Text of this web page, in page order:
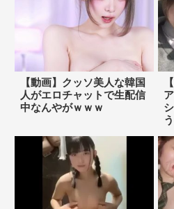
【動画】クッソ美人な韓国
人がエロチャットで生配信
中なんやがｗｗｗ